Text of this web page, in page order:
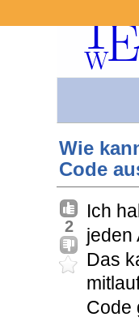
Wie
Code
2
Ich
jeden
Das
Code